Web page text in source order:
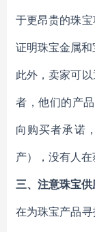
于更昂贵的珠宝
证明珠宝金属和
此外，卖家可
者，他们的产
向购买者承诺
产）
，没有人
三、注意珠宝供
在为珠宝产品